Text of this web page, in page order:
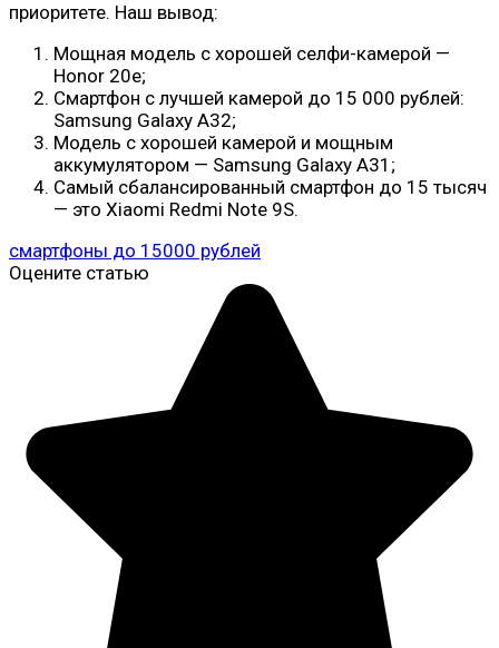
приоритете. Наш вывод:
Мощная модель с хорошей селфи-камерой —
Honor 20e;
Смартфон с лучшей камерой до 15 000 рублей:
Samsung Galaxy A32;
Модель с хорошей камерой и мощным
аккумулятором — Samsung Galaxy A31;
Самый сбалансированный смартфон до 15 тысяч
— это Xiaomi Redmi Note 9S.
смартфоны до 15000 рублей
Оцените статью